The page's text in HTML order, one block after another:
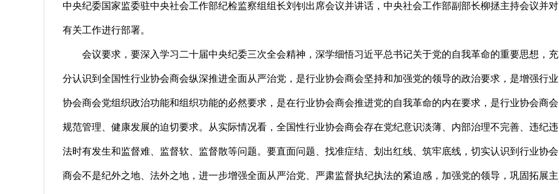
中央纪委国家监委驻中央社会工作部纪检监察组组长刘钊出席会议并讲话，中央社会工作部副部长柳拯主持会议并对
有关工作进行部署。
会议要求，要深入学习二十届中央纪委三次全会精神，深学细悟习近平总书记关于党的自我革命的重要思想，充
分认识到全国性行业协会商会纵深推进全面从严治党，是行业协会商会坚持和加强党的领导的政治要求，是增强行业
协会商会党组织政治功能和组织功能的必然要求，是在行业协会商会推进党的自我革命的内在要求，是行业协会商会
规范管理、健康发展的迫切要求。从实际情况看，全国性行业协会商会存在党纪意识淡薄、内部治理不完善、违纪违
法时有发生和监督难、监督软、监督散等问题。要直面问题、找准症结、划出红线、筑牢底线，切实认识到行业协会
商会不是纪外之地、法外之地，进一步增强全面从严治党、严肃监督执纪执法的紧迫感，加强党的领导，巩固拓展主